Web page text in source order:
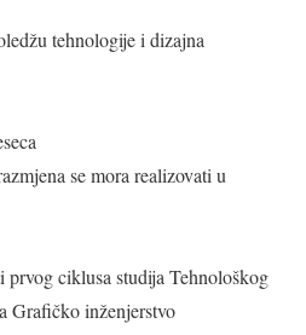
tehnologije i dizajna
se mora realizovati u
ciklusa studija Tehnološkog
Grafičko inženjerstvo